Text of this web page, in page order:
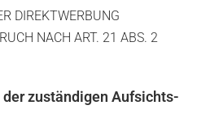
DIREKTWERBUNG
NACH ART. 21 ABS. 2
der zuständigen Aufsichts­